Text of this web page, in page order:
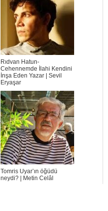
Rıdvan Hatun-
Cehennemde İlahi Kendini
İnşa Eden Yazar | Sevil
Eryaşar
Tomris Uyar’ın öğüdü
neydi? | Metin Celâl